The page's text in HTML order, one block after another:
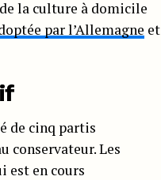
la culture à domicile
par l’Allemagne et
de cinq partis
conservateur. Les
est en cours